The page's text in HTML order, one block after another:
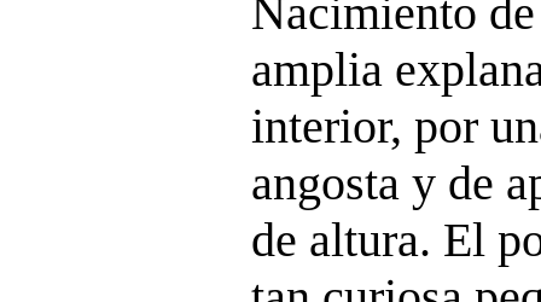
Nacimiento
amplia
interior, por
angosta y de
de altura. El